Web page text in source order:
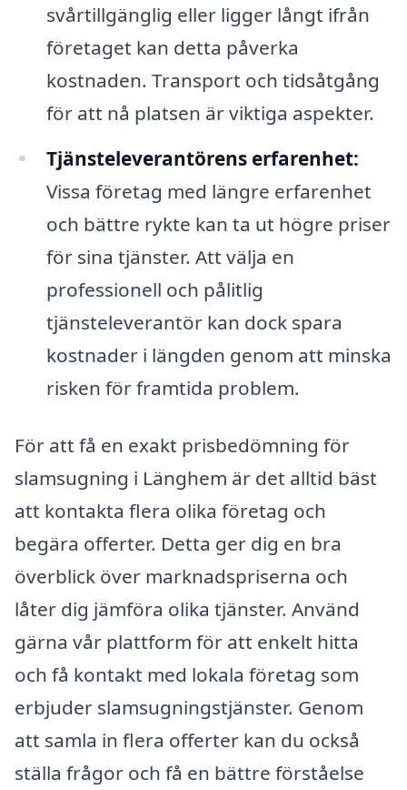
svårtillgänglig eller ligger långt ifrån
företaget kan detta påverka
kostnaden. Transport och tidsåtgång
för att nå platsen är viktiga aspekter.
Tjänsteleverantörens erfarenhet:
Vissa företag med längre erfarenhet
och bättre rykte kan ta ut högre priser
för sina tjänster. Att välja en
professionell och pålitlig
tjänsteleverantör kan dock spara
kostnader i längden genom att minska
risken för framtida problem.
För att få en exakt prisbedömning för
slamsugning i Länghem är det alltid bäst
att kontakta flera olika företag och
begära offerter. Detta ger dig en bra
överblick över marknadspriserna och
låter dig jämföra olika tjänster. Använd
gärna vår plattform för att enkelt hitta
och få kontakt med lokala företag som
erbjuder slamsugningstjänster. Genom
att samla in flera offerter kan du också
ställa frågor och få en bättre förståelse